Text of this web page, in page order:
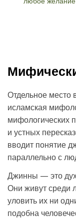
Отдельное место
исламская
мифологических
и устных
вводит понятие
параллельно с
Джинны — это
Они живут среди
уловить их ни
подобна